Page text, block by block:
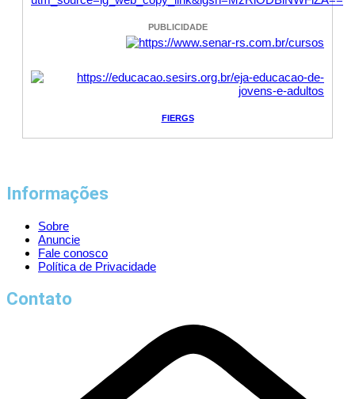
PUBLICIDADE
FIERGS
Informações
Sobre
Anuncie
Fale conosco
Política de Privacidade
Contato